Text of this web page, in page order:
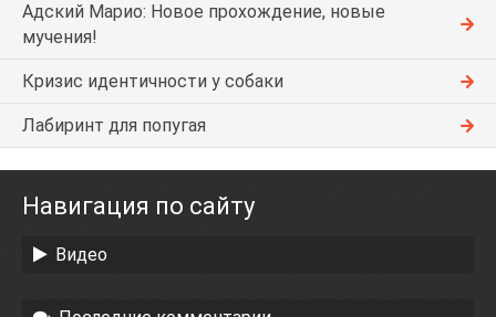
Адский Марио: Новое прохождение, новые
мучения!
Кризис идентичности у собаки
Лабиринт для попугая
Навигация по сайту
Видео